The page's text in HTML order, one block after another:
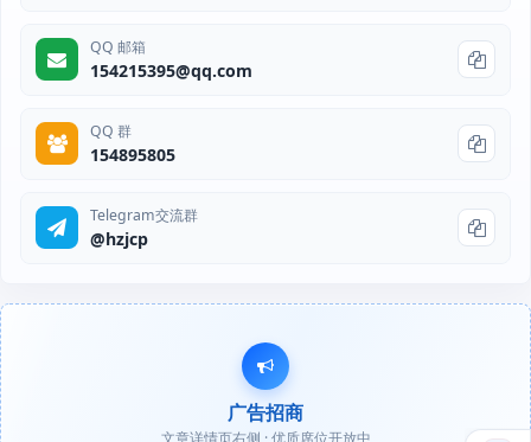
QQ 邮箱
154215395@qq.com
QQ 群
154895805
Telegram交流群
@hzjcp
广告招商
文章详情页右侧 · 优质席位开放中